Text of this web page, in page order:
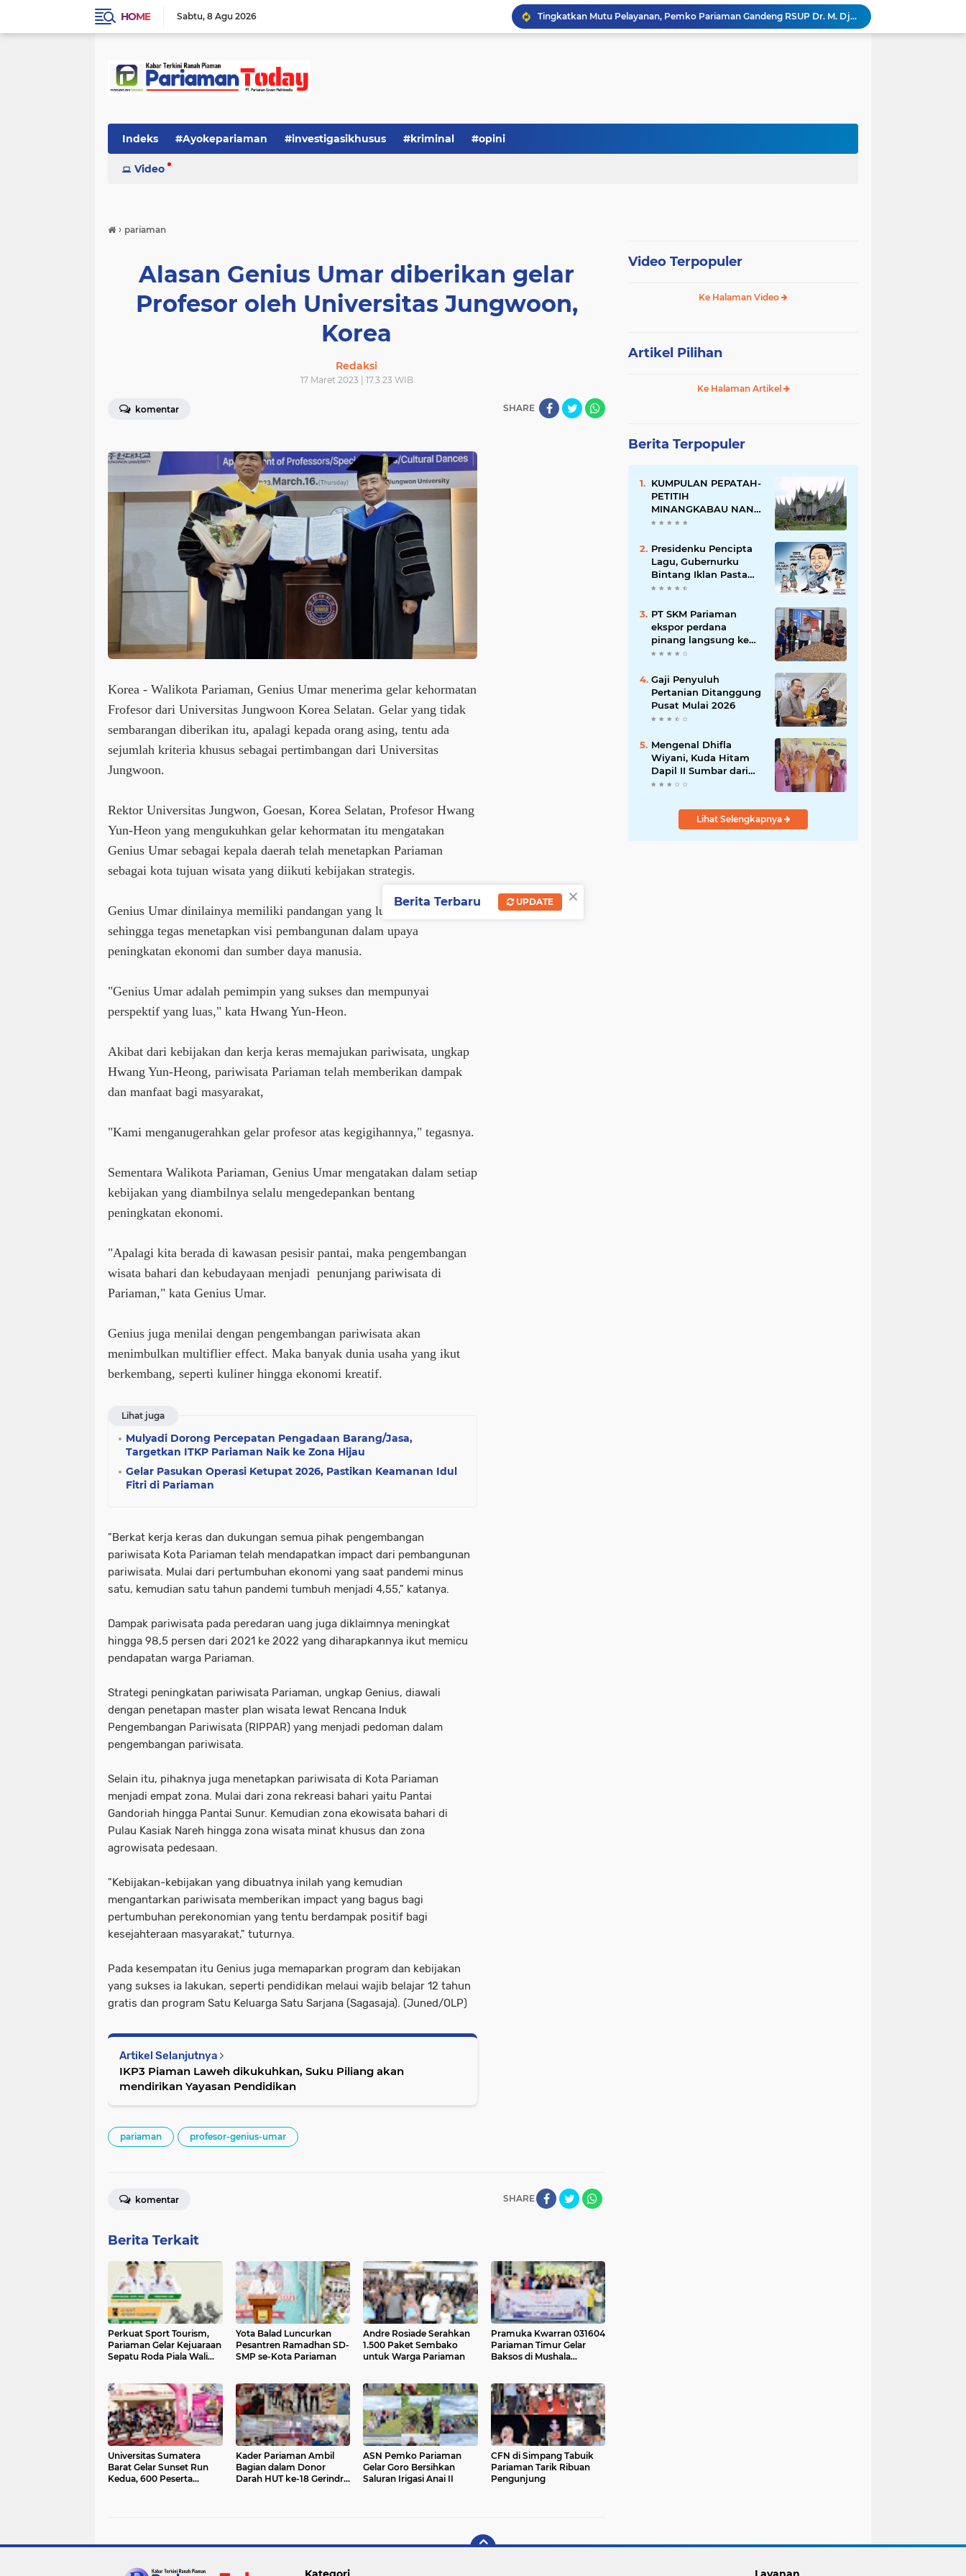
HOME Sabtu 8 Agu 2026
Tingkatkan Mutu Pelayanan, Pemko Pariaman Gandeng RSUP Dr. M. Djamil Padang
Serba-serbi: Tokoh Publik, Citra Publik
Pisah Sambut Kapolres, Yota Balad Tekankan Pentingnya Sinergi Jaga Kondusivitas Daerah
Indeks #Ayokepariaman #investigasikhusus #kriminal #opini
Video
› pariaman
Alasan Genius Umar diberikan gelar
Profesor oleh Universitas Jungwoon,
Korea
Redaksi
17 Maret 2023 | 17.3.23 WIB
komentar SHARE
Korea - Walikota Pariaman, Genius Umar menerima gelar kehormatan
Frofesor dari Universitas Jungwoon Korea Selatan. Gelar yang tidak
sembarangan diberikan itu, apalagi kepada orang asing, tentu ada
sejumlah kriteria khusus sebagai pertimbangan dari Universitas
Jungwoon.
Rektor Universitas Jungwon, Goesan, Korea Selatan, Profesor Hwang
Yun-Heon yang mengukuhkan gelar kehormatan itu mengatakan
Genius Umar sebagai kepala daerah telah menetapkan Pariaman
sebagai kota tujuan wisata yang diikuti kebijakan strategis.
Genius Umar dinilainya memiliki pandangan yang luas ke depan
sehingga tegas menetapkan visi pembangunan dalam upaya
peningkatan ekonomi dan sumber daya manusia.
"Genius Umar adalah pemimpin yang sukses dan mempunyai
perspektif yang luas," kata Hwang Yun-Heon.
Akibat dari kebijakan dan kerja keras memajukan pariwisata, ungkap
Hwang Yun-Heong, pariwisata Pariaman telah memberikan dampak
dan manfaat bagi masyarakat,
"Kami menganugerahkan gelar profesor atas kegigihannya," tegasnya.
Sementara Walikota Pariaman, Genius Umar mengatakan dalam setiap
kebijakan yang diambilnya selalu mengedepankan bentang
peningkatan ekonomi.
"Apalagi kita berada di kawasan pesisir pantai, maka pengembangan
wisata bahari dan kebudayaan menjadi penunjang pariwisata di
Pariaman," kata Genius Umar.
Genius juga menilai dengan pengembangan pariwisata akan
menimbulkan multiflier effect. Maka banyak dunia usaha yang ikut
berkembang, seperti kuliner hingga ekonomi kreatif.
Lihat juga
Mulyadi Dorong Percepatan Pengadaan Barang/Jasa,
Targetkan ITKP Pariaman Naik ke Zona Hijau
Gelar Pasukan Operasi Ketupat 2026, Pastikan Keamanan Idul
Fitri di Pariaman
"Berkat kerja keras dan dukungan semua pihak pengembangan
pariwisata Kota Pariaman telah mendapatkan impact dari pembangunan
pariwisata. Mulai dari pertumbuhan ekonomi yang saat pandemi minus
satu, kemudian satu tahun pandemi tumbuh menjadi 4,55," katanya.
Dampak pariwisata pada peredaran uang juga diklaimnya meningkat
hingga 98,5 persen dari 2021 ke 2022 yang diharapkannya ikut memicu
pendapatan warga Pariaman.
Strategi peningkatan pariwisata Pariaman, ungkap Genius, diawali
dengan penetapan master plan wisata lewat Rencana Induk
Pengembangan Pariwisata (RIPPAR) yang menjadi pedoman dalam
pengembangan pariwisata.
Selain itu, pihaknya juga menetapkan pariwisata di Kota Pariaman
menjadi empat zona. Mulai dari zona rekreasi bahari yaitu Pantai
Gandoriah hingga Pantai Sunur. Kemudian zona ekowisata bahari di
Pulau Kasiak Nareh hingga zona wisata minat khusus dan zona
agrowisata pedesaan.
"Kebijakan-kebijakan yang dibuatnya inilah yang kemudian
mengantarkan pariwisata memberikan impact yang bagus bagi
pertumbuhan perekonomian yang tentu berdampak positif bagi
kesejahteraan masyarakat," tuturnya.
Pada kesempatan itu Genius juga memaparkan program dan kebijakan
yang sukses ia lakukan, seperti pendidikan melaui wajib belajar 12 tahun
gratis dan program Satu Keluarga Satu Sarjana (Sagasaja). (Juned/OLP)
Artikel Selanjutnya
IKP3 Piaman Laweh dikukuhkan, Suku Piliang akan
mendirikan Yayasan Pendidikan
pariaman profesor-genius-umar
SHARE
komentar
Berita Terkait
Perkuat Sport Tourism,
Pariaman Gelar Kejuaraan
Sepatu Roda Piala Wali
Yota Balad Luncurkan
Pesantren Ramadhan SD-
SMP se-Kota Pariaman
Andre Rosiade Serahkan
1.500 Paket Sembako
untuk Warga Pariaman
Pramuka Kwarran 031604
Pariaman Timur Gelar
Baksos di Mushala
Universitas Sumatera
Barat Gelar Sunset Run
Kedua, 600 Peserta
Kader Pariaman Ambil
Bagian dalam Donor
Darah HUT ke-18 Gerindra
ASN Pemko Pariaman
Gelar Goro Bersihkan
Saluran Irigasi Anai II
CFN di Simpang Tabuik
Pariaman Tarik Ribuan
Pengunjung
Video Terpopuler
Ke Halaman Video
Artikel Pilihan
Ke Halaman Artikel
Berita Terpopuler
KUMPULAN PEPATAH-
PETITIH
MINANGKABAU NAN
ELOK
Presidenku Pencipta
Lagu, Gubernurku
Bintang Iklan Pasta
Gigi
PT SKM Pariaman
ekspor perdana
pinang langsung ke
India
Gaji Penyuluh
Pertanian Ditanggung
Pusat Mulai 2026
Mengenal Dhifla
Wiyani, Kuda Hitam
Dapil II Sumbar dari
Golkar
Lihat Selengkapnya
×
Berita Terbaru UPDATE